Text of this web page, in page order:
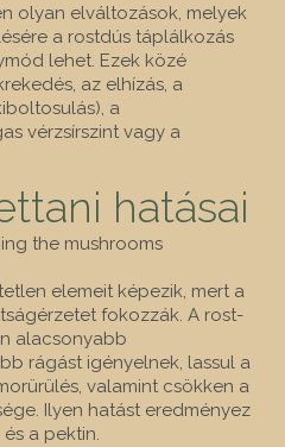
olyan elváltozások, melyek
a rostdús táplálkozás
lehet. Ezek közé
az elhízás, a
a
vérzsírszint vagy a
hatásai
elemeit képezik, mert a
fokozzák. A rost-
alacsonyabb
rágást igényelnek, lassul a
valamint csökken a
Ilyen hatást eredményez
a pektin.